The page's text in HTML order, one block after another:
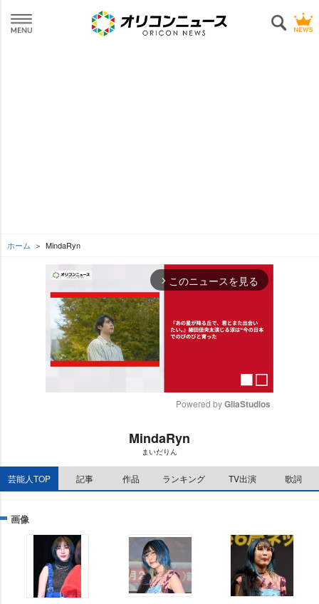
ホーム MindaRyn
arrow_forward_ios このニュースを見る
e
Powered by GliaStudios
MindaRyn
まいだりん
芸能人TOP 記事 作品 ランキング TV出演 歌詞
画像